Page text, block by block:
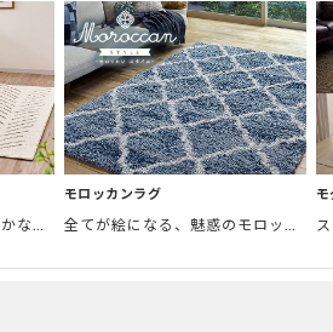
ほっと温もりを感じる柔らかな表情のものから、お部屋をぱっと明るくしているブライトカラーのアイテムまで幅広くご用意しました。
モロッカンラグ